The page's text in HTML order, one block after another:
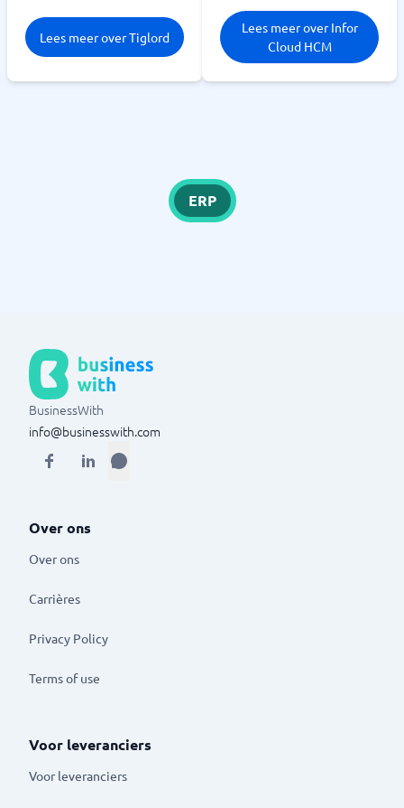
Lees meer over Tiglord
Lees meer over Infor
Cloud HCM
ERP
BusinessWith
info@businesswith.com
Over ons
Over ons
Carrières
Privacy Policy
Terms of use
Voor leveranciers
Voor leveranciers